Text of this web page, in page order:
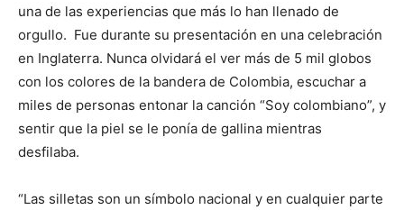
una de las experiencias que más lo han llenado de
orgullo. Fue durante su presentación en una celebración
en Inglaterra. Nunca olvidará el ver más de 5 mil globos
con los colores de la bandera de Colombia, escuchar a
miles de personas entonar la canción “Soy colombiano”, y
sentir que la piel se le ponía de gallina mientras
desfilaba.
“Las silletas son un símbolo nacional y en cualquier parte